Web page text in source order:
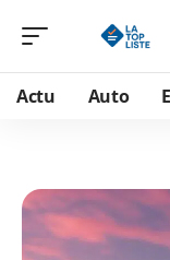
Actu Auto